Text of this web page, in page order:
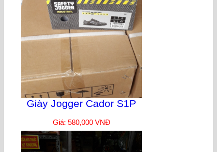
Giày Jogger Cador S1P
Giá: 580,000 VNĐ